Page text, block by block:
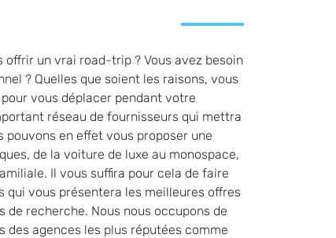
un vrai road-trip ? Vous avez besoin
? Quelles que soient les raisons, vous
vous déplacer pendant votre
réseau de fournisseurs qui mettra
en effet vous proposer une
de la voiture de luxe au monospace,
Il vous suffira pour cela de faire
vous présentera les meilleures offres
recherche. Nous nous occupons de
des agences les plus réputées comme